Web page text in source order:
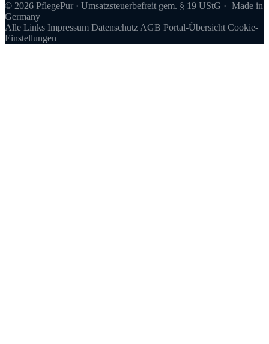
© 2026 PflegePur · Umsatzsteuerbefreit gem. § 19 UStG · Made in
Germany
Alle Links Impressum Datenschutz AGB Portal-Übersicht Cookie-
Einstellungen